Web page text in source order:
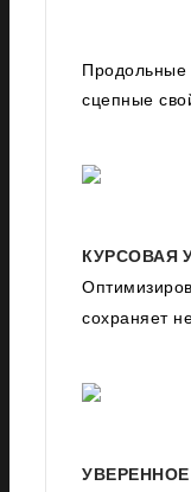
сцепные
КУРСОВАЯ
сохраняет